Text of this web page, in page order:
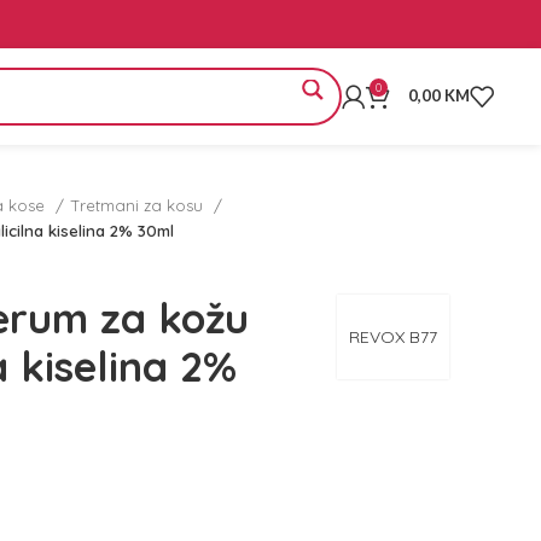
0 0,00 KM
kose
Tretmani za kosu
kiselina 2% 30ml
REVOX B77
za kožu
2%